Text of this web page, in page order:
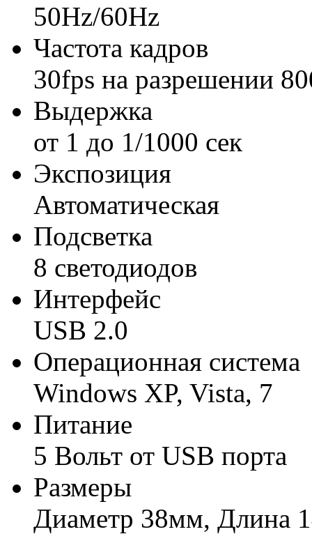
50Hz/60Hz
Частота кадров
30fps на разрешении
Выдержка
от 1 до 1/1000 сек
Экспозиция
Автоматическая
Подсветка
8 светодиодов
Интерфейс
USB 2.0
Операционная система
Windows XP, Vista, 7
Питание
5 Вольт от USB порта
Размеры
Диаметр 38мм, Длина